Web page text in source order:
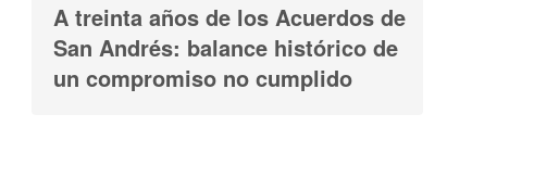
A treinta años de los Acuerdos de
San Andrés: balance histórico de
un compromiso no cumplido